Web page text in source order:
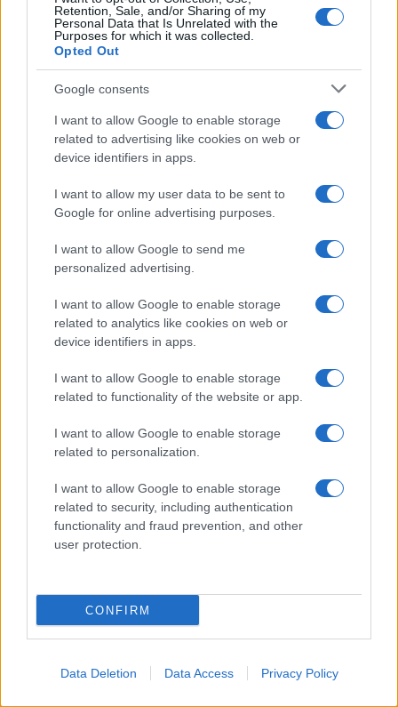
Retention, Sale, and/or Sharing of my
Personal Data that Is Unrelated with the
Purposes for which it was collected.
Opted Out
Google consents
I want to allow Google to enable storage
related to advertising like cookies on web or
device identifiers in apps.
I want to allow my user data to be sent to
Google for online advertising purposes.
I want to allow Google to send me
personalized advertising.
I want to allow Google to enable storage
related to analytics like cookies on web or
device identifiers in apps.
I want to allow Google to enable storage
related to functionality of the website or app.
I want to allow Google to enable storage
related to personalization.
I want to allow Google to enable storage
related to security, including authentication
functionality and fraud prevention, and other
user protection.
CONFIRM
Data Deletion Data Access Privacy Policy
Az arab pártok és az izraeli
baloldal is kiakadt a
telepbővítések miatt
Bennett 3100 zsidó lakás építését
Szamáriában
2021. október 22.